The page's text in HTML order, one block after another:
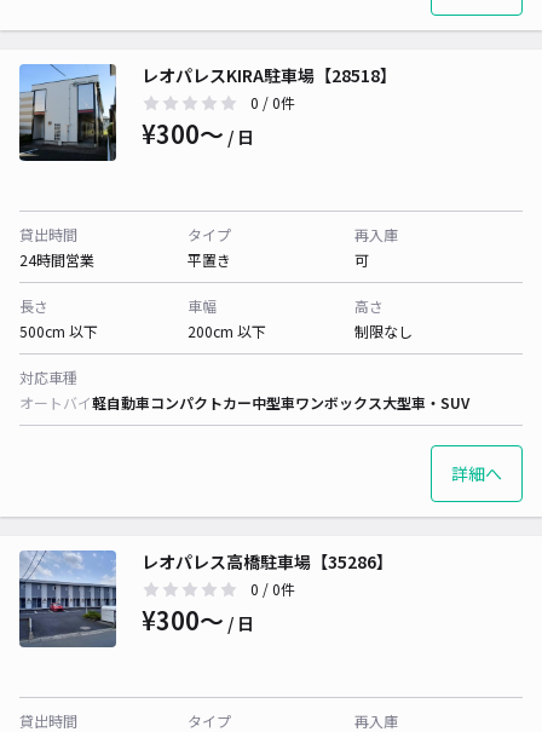
レオパレスKIRA駐車場【28518】
0 / 0件
¥300〜 / 日
貸出時間
24時間営業
タイプ
平置き
再入庫
可
長さ
500cm 以下
車幅
200cm 以下
高さ
制限なし
対応車種
オートバイ軽自動車コンパクトカー中型車ワンボックス大型車・SUV
詳細へ
レオパレス高橋駐車場【35286】
0 / 0件
¥300〜 / 日
貸出時間
タイプ
再入庫